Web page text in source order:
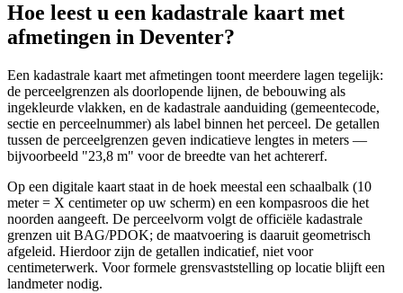
Hoe leest u een kadastrale kaart met
afmetingen in Deventer?
Een kadastrale kaart met afmetingen toont meerdere lagen tegelijk:
de perceelgrenzen als doorlopende lijnen, de bebouwing als
ingekleurde vlakken, en de kadastrale aanduiding (gemeentecode,
sectie en perceelnummer) als label binnen het perceel. De getallen
tussen de perceelgrenzen geven indicatieve lengtes in meters —
bijvoorbeeld "23,8 m" voor de breedte van het achtererf.
Op een digitale kaart staat in de hoek meestal een schaalbalk (10
meter = X centimeter op uw scherm) en een kompasroos die het
noorden aangeeft. De perceelvorm volgt de officiële kadastrale
grenzen uit BAG/PDOK; de maatvoering is daaruit geometrisch
afgeleid. Hierdoor zijn de getallen indicatief, niet voor
centimeterwerk. Voor formele grensvaststelling op locatie blijft een
landmeter nodig.